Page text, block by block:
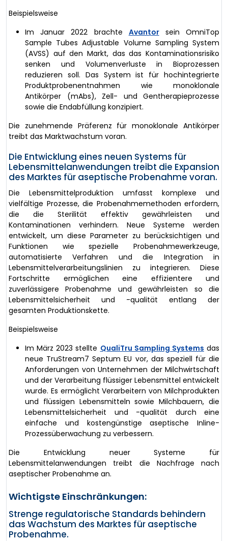
Beispielsweise
Im Januar 2022 brachte Avantorsein OmniTop
Sample Tubes Adjustable Volume Sampling System
(AVSS) auf den Markt, das das Kontaminationsrisiko
senken und Volumenverluste in Bioprozessen
reduzieren soll. Das System ist für hochintegrierte
Produktprobenentnahmen wie monoklonale
Antikörper (mAbs), Zell- und Gentherapieprozesse
sowie die Endabfüllung konzipiert.
Die zunehmende Präferenz für monoklonale Antikörper
treibt das Marktwachstum voran.
Die Entwicklung eines neuen Systems für
Lebensmittelanwendungen treibt die Expansion
des Marktes für aseptische Probenahme voran.
Die Lebensmittelproduktion umfasst komplexe und
vielfältige Prozesse, die Probenahmemethoden erfordern,
die die Sterilität effektiv gewährleisten und
Kontaminationen verhindern. Neue Systeme werden
entwickelt, um diese Parameter zu berücksichtigen und
Funktionen wie spezielle Probenahmewerkzeuge,
automatisierte Verfahren und die Integration in
Lebensmittelverarbeitungslinien zu integrieren. Diese
Fortschritte ermöglichen eine effizientere und
zuverlässigere Probenahme und gewährleisten so die
Lebensmittelsicherheit und -qualität entlang der
gesamten Produktionskette.
Beispielsweise
Im März 2023 stellte QualiTru Sampling Systems das
neue TruStream7 Septum EU vor, das speziell für die
Anforderungen von Unternehmen der Milchwirtschaft
und der Verarbeitung flüssiger Lebensmittel entwickelt
wurde. Es ermöglicht Verarbeitern von Milchprodukten
und flüssigen Lebensmitteln sowie Milchbauern, die
Lebensmittelsicherheit und -qualität durch eine
einfache und kostengünstige aseptische Inline-
Prozessüberwachung zu verbessern.
Die Entwicklung neuer Systeme für
Lebensmittelanwendungen treibt die Nachfrage nach
aseptischer Probenahme an.
Wichtigste Einschränkungen:
Strenge regulatorische Standards behindern
das Wachstum des Marktes für aseptische
Probenahme.